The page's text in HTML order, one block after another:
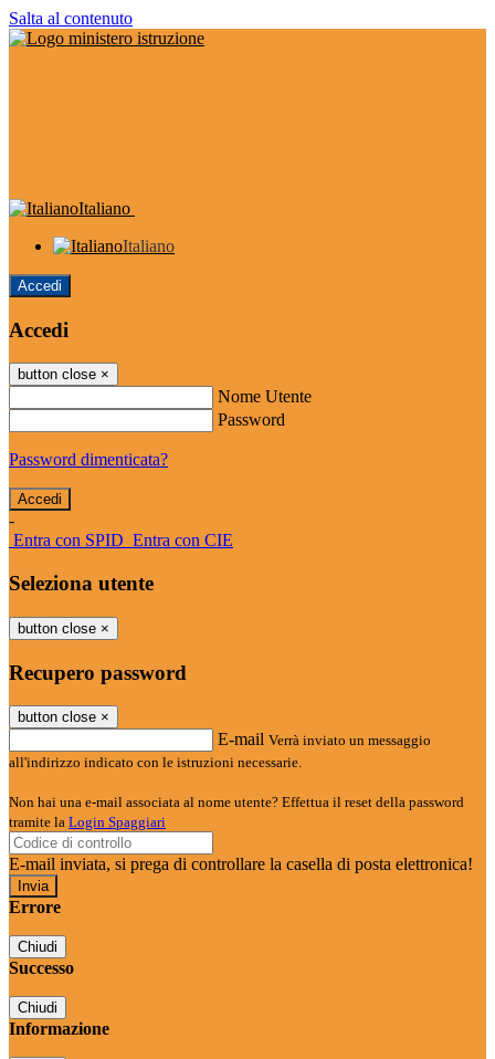
Salta al contenuto
Italiano
Italiano
Accedi
Accedi
button close ×
Nome Utente
Password
Password dimenticata?
-
Entra con SPID Entra con CIE
Seleziona utente
button close ×
Recupero password
button close ×
E-mail Verrà inviato un messaggio
all'indirizzo indicato con le istruzioni necessarie.
Non hai una e-mail associata al nome utente? Effettua il reset della password
tramite la Login Spaggiari
E-mail inviata, si prega di controllare la casella di posta elettronica!
Errore
Chiudi
Successo
Chiudi
Informazione